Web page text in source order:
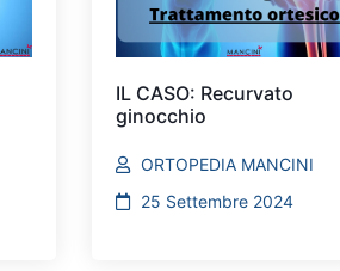
IL CASO: Recurvato
ginocchio
ORTOPEDIA MANCINI
25 Settembre 2024